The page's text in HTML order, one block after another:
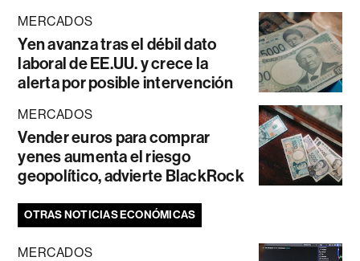
MERCADOS
Yen avanza tras el débil dato
laboral de EE.UU. y crece la
alerta por posible intervención
MERCADOS
Vender euros para comprar
yenes aumenta el riesgo
geopolítico, advierte BlackRock
OTRAS NOTICIAS ECONÓMICAS
MERCADOS